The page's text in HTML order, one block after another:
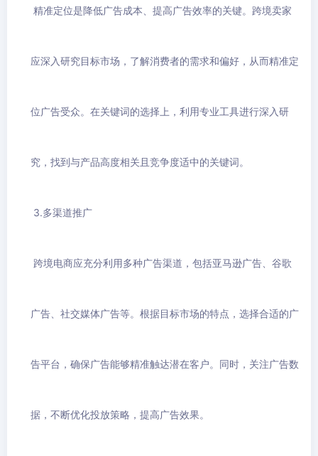
精准定位是降低广告成本、提高广告效率的关键。跨境卖家
应深入研究目标市场，了解消费者的需求和偏好，从而精准定
位广告受众。在关键词的选择上，利用专业工具进行深入研
究，找到与产品高度相关且竞争度适中的关键词。
3.多渠道推广
跨境电商应充分利用多种广告渠道，包括亚马逊广告、谷歌
广告、社交媒体广告等。根据目标市场的特点，选择合适的广
告平台，确保广告能够精准触达潜在客户。同时，关注广告数
据，不断优化投放策略，提高广告效果。